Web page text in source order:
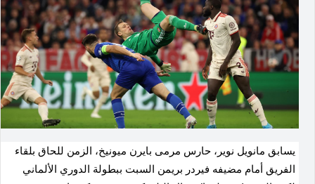
يسابق مانويل نوير، حارس مرمى بايرن ميونيخ، الزمن للحاق بلقاء
الفريق أمام مضيفه فيردر بريمن السبت ببطولة الدوري الألماني